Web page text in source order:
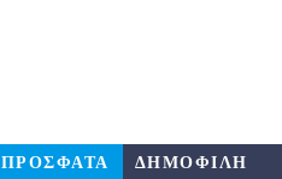
ΠΡΟΣΦΑΤΑ ΔΗΜΟΦΙΛΗ